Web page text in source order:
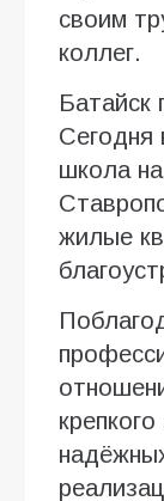
своим
коллег.
Батайск
Сегодня
школа
жилые